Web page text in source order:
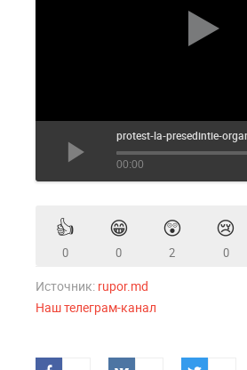
protest-la-presedintie-
00:00
👍
0
😁
0
😲
2
😢
0
Источник: rupor.md
Наш телеграм-канал